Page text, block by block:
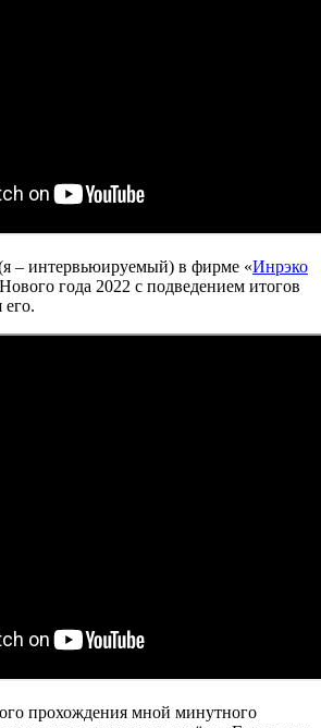
– интервьюируемый) в фирме «Инрэко
года 2022 с подведением итогов
его.
прохождения мной минутного